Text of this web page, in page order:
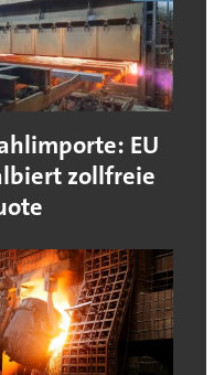
EU
zollfreie